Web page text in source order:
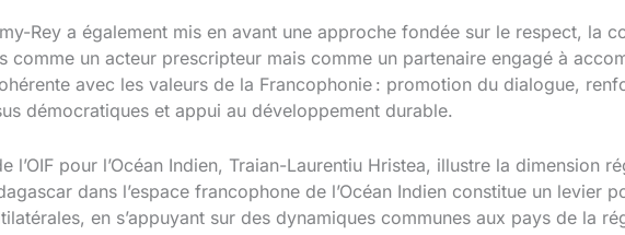
Rey a également mis en avant une approche fondée sur le respect, la
comme un acteur prescripteur mais comme un partenaire engagé à
avec les valeurs de la Francophonie : promotion du dialogue,
démocratiques et appui au développement durable.
l’OIF pour l’Océan Indien, Traian-Laurentiu Hristea, illustre la dimension
dans l’espace francophone de l’Océan Indien constitue un levier
en s’appuyant sur des dynamiques communes aux pays de la